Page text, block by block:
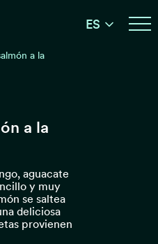
ES
a la
a la
aguacate
y muy
se saltea
deliciosa
provienen